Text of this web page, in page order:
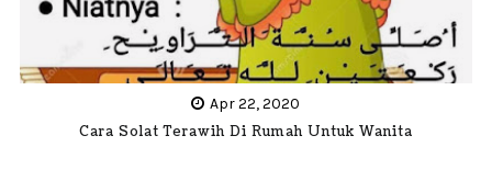
Apr 22, 2020
Cara Solat Terawih Di Rumah Untuk Wanita